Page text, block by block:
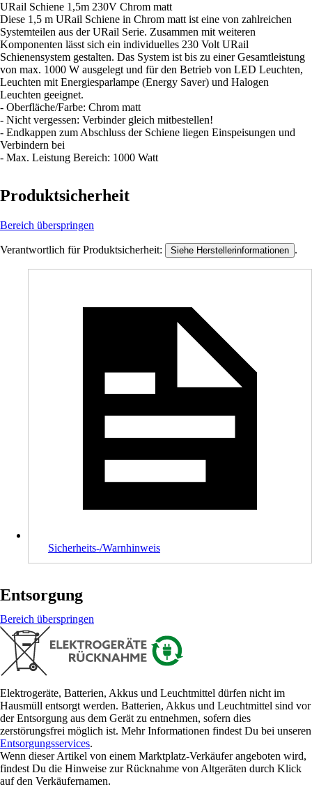
URail Schiene 1,5m 230V Chrom matt
Diese 1,5 m URail Schiene in Chrom matt ist eine von zahlreichen
Systemteilen aus der URail Serie. Zusammen mit weiteren
Komponenten lässt sich ein individuelles 230 Volt URail
Schienensystem gestalten. Das System ist bis zu einer Gesamtleistung
von max. 1000 W ausgelegt und für den Betrieb von LED Leuchten,
Leuchten mit Energiesparlampe (Energy Saver) und Halogen
Leuchten geeignet.
- Oberfläche/Farbe: Chrom matt
- Nicht vergessen: Verbinder gleich mitbestellen!
- Endkappen zum Abschluss der Schiene liegen Einspeisungen und
Verbindern bei
- Max. Leistung Bereich: 1000 Watt
Produktsicherheit
Bereich überspringen
Verantwortlich für Produktsicherheit: Siehe Herstellerinformationen .
Sicherheits-/Warnhinweis
Entsorgung
Bereich überspringen
Elektrogeräte, Batterien, Akkus und Leuchtmittel dürfen nicht im
Hausmüll entsorgt werden. Batterien, Akkus und Leuchtmittel sind vor
der Entsorgung aus dem Gerät zu entnehmen, sofern dies
zerstörungsfrei möglich ist. Mehr Informationen findest Du bei unseren
Entsorgungsservices.
Wenn dieser Artikel von einem Marktplatz-Verkäufer angeboten wird,
findest Du die Hinweise zur Rücknahme von Altgeräten durch Klick
auf den Verkäufernamen.